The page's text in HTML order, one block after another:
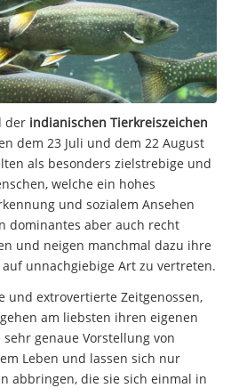
derindianischen Tierkreiszeichen
dem 23 Juli und dem 22 August
als besonders zielstrebige und
welche ein hohes
und sozialem Ansehen
dominantes aber auch recht
und neigen manchmal dazu ihre
unnachgiebige Art zu vertreten.
und extrovertierte Zeitgenossen,
am liebsten ihren eigenen
sehr genaue Vorstellung von
Leben und lassen sich nur
abbringen, die sie sich einmal in